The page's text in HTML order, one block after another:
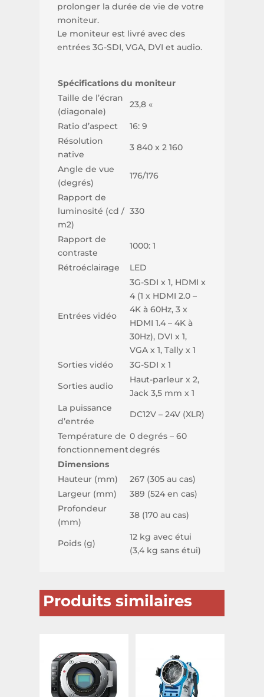
prolonger la durée de vie de votre
moniteur.
Le moniteur est livré avec des
entrées 3G-SDI, VGA, DVI et audio.
Spécifications du moniteur
Taille de l’écran
(diagonale)
23,8 «
Ratio d’aspect
16: 9
Résolution
native
3 840 x 2 160
Angle de vue
(degrés)
176/176
Rapport de
luminosité (cd /
m2)
330
Rapport de
contraste
1000: 1
Rétroéclairage LED
Entrées vidéo
3G-SDI x 1, HDMI x
4 (1 x HDMI 2.0 –
4K à 60Hz, 3 x
HDMI 1.4 – 4K à
30Hz), DVI x 1,
VGA x 1, Tally x 1
Sorties vidéo
3G-SDI x 1
Sorties audio
Haut-parleur x 2,
Jack 3,5 mm x 1
La puissance
d’entrée
DC12V – 24V (XLR)
Température de
fonctionnement
0 degrés – 60
degrés
Dimensions
Hauteur (mm)
267 (305 au cas)
Largeur (mm)
389 (524 en cas)
Profondeur
(mm)
38 (170 au cas)
Poids (g)
12 kg avec étui
(3,4 kg sans étui)
Produits similaires